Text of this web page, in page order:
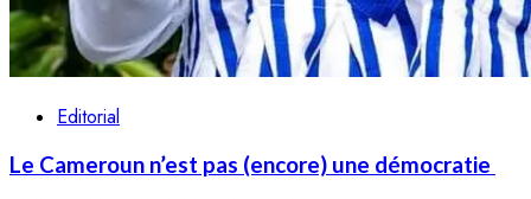
Editorial
Le Cameroun n’est pas (encore) une démocratie